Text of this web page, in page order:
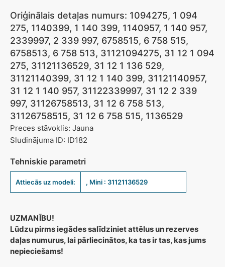
Oriģinālais detaļas numurs: 1094275, 1 094
275, 1140399, 1 140 399, 1140957, 1 140 957,
2339997, 2 339 997, 6758515, 6 758 515,
6758513, 6 758 513, 31121094275, 31 12 1 094
275, 31121136529, 31 12 1 136 529,
31121140399, 31 12 1 140 399, 31121140957,
31 12 1 140 957, 31122339997, 31 12 2 339
997, 31126758513, 31 12 6 758 513,
31126758515, 31 12 6 758 515, 1136529
Preces stāvoklis: Jauna
Sludinājuma ID: ID182
Tehniskie parametri
Attiecās uz modeli: , Mini : 31121136529
UZMANĪBU!
Lūdzu pirms iegādes salīdziniet attēlus un rezerves
daļas numurus, lai pārliecinātos, ka tas ir tas, kas jums
nepieciešams!